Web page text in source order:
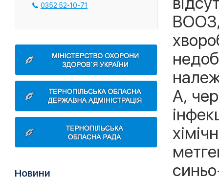
0352 52-10-71
Новини
ВООЗ,
А,